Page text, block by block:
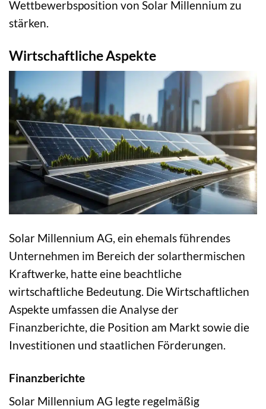
Wettbewerbsposition von Solar Millennium zu
stärken.
Wirtschaftliche Aspekte
Solar Millennium AG, ein ehemals führendes
Unternehmen im Bereich der solarthermischen
Kraftwerke, hatte eine beachtliche
wirtschaftliche Bedeutung. Die Wirtschaftlichen
Aspekte umfassen die Analyse der
Finanzberichte, die Position am Markt sowie die
Investitionen und staatlichen Förderungen.
Finanzberichte
Solar Millennium AG legte regelmäßig